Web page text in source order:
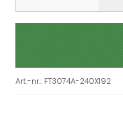
Art.-nr.: FT3074A-240X192